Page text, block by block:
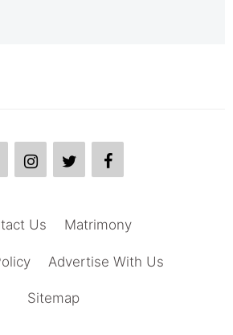
Matrimony
Us
Advertise With Us
Sitemap